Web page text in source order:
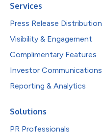
Services
Press Release Distribution
Visibility & Engagement
Complimentary Features
Investor Communications
Reporting & Analytics
Solutions
PR Professionals